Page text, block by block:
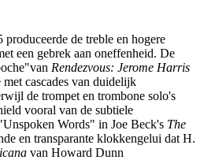
de treble en hogere
een gebrek aan oneffenheid. De
Rendezvous: Jerome Harris
met cascades van duidelijk
de trompet en trombone solo's
vooral van de subtiele
Words" in Joe Beck's The
en transparante klokkengelui dat H.
van Howard Dunn